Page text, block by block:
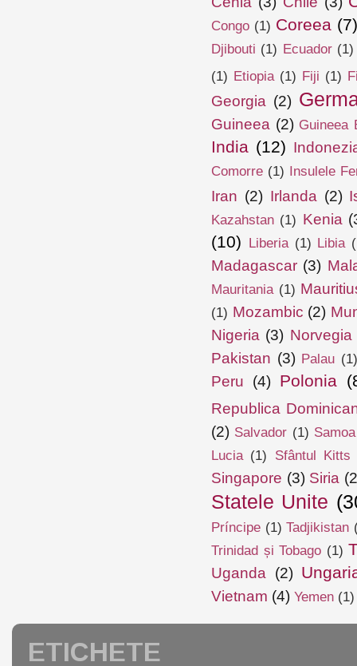
Congo (1) Coreea
Djibouti (1) Ecuador (1)
(1) Etiopia (1) Fiji (1)
Georgia (2)
Guineea (2) Guineea
India (12)
Comorre (1) Insulele
Iran (2) Irlanda (2)
Kazahstan (1) Kenia
(10) Liberia (1) Libia
Madagascar (3)
Mauritania (1)
(1) Mozambic (2)
Nigeria (3) Norvegia
Pakistan (3) Palau (1)
Peru (4) Polonia
Republica
(2) Salvador (1) Samoa
Lucia (1) Sfântul
Singapore (3) Siria
Statele Unite
Príncipe (1) Tadjikistan
Trinidad și Tobago (1)
Uganda (2)
Vietnam (4) Yemen (1)
ETICHETE